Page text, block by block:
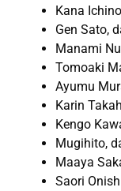
Kana
Gen Sato,
Manami
Tomoaki
Ayumu
Karin
Kengo
Mugihito,
Maaya
Saori